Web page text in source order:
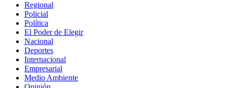
Regional
Policial
Política
El Poder de Elegir
Nacional
Deportes
Internacional
Empresarial
Medio Ambiente